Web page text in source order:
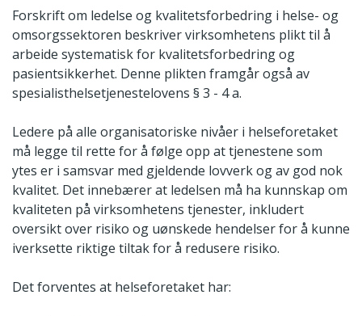
Forskrift om ledelse og kvalitetsforbedring i helse- og
omsorgssektoren beskriver virksomhetens plikt til å
arbeide systematisk for kvalitetsforbedring og
pasientsikkerhet. Denne plikten framgår også av
spesialisthelsetjenestelovens § 3 - 4 a.
Ledere på alle organisatoriske nivåer i helseforetaket
må legge til rette for å følge opp at tjenestene som
ytes er i samsvar med gjeldende lovverk og av god nok
kvalitet. Det innebærer at ledelsen må ha kunnskap om
kvaliteten på virksomhetens tjenester, inkludert
oversikt over risiko og uønskede hendelser for å kunne
iverksette riktige tiltak for å redusere risiko.
Det forventes at helseforetaket har: